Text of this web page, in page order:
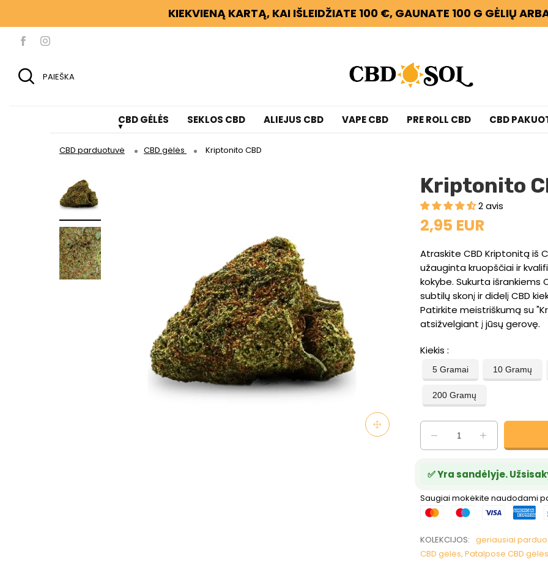
KIEKVIENĄ KARTĄ, KAI IŠLEIDŽIATE 100 €, GAUNATE 100 G GĖLIŲ
PAIEŠKA
CBD GĖLĖS SEKLOS CBD ALIEJUS CBD VAPE CBD PRE ROLL CBD CBD
CBD parduotuvė CBD gėlės Kriptonito CBD
Kriptonito
2 avis
2,95 EUR
Atraskite CBD Kriptonitą iš
užauginta kruopščiai ir
kokybe. Sukurta išrankiems
subtilų skonį ir didelį CBD
Patirkite meistriškumą su
atsižvelgiant į jūsų gerovę.
Kiekis
5 Gramai 10 Gramų
200 Gramų
✅ Yra sandėlyje.
Saugiai mokėkite naudodami
KOLEKCIJOS: geriausiai
CBD gėlės, Patalpose CBD gėlės